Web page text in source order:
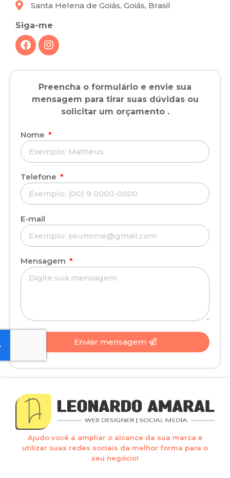
Santa Helena de Goiás, Goiás, Brasil
Siga-me
Preencha o formulário e envie sua
mensagem para tirar suas dúvidas ou
solicitar um orçamento .
Nome
Telefone
E-mail
Mensagem
Enviar mensagem
Ajudo você a ampliar o alcance da sua marca e
utilizar suas redes sociais da melhor forma para o
seu negócio!